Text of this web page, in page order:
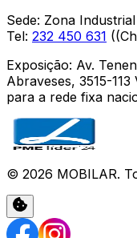
Sede: Zona
Tel: 232 450 631 (
Exposição: Av.
Abraveses, 3515-113
para a rede fixa
© 2026 MOBILAR.